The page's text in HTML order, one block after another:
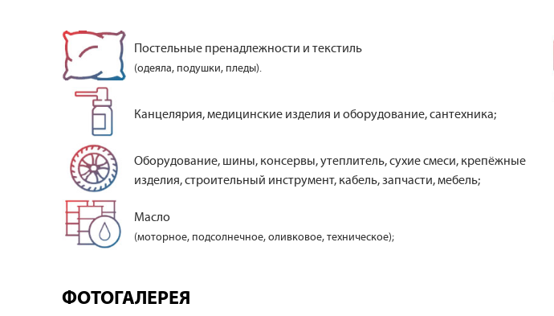
Постельные пренадлежности и текстиль
(одеяла, подушки, пледы).
Канцелярия, медицинские изделия и оборудование, сантехника;
Оборудование, шины, консервы, утеплитель, сухие смеси, крепёжные
изделия, строительный инструмент, кабель, запчасти, мебель;
Масло
(моторное, подсолнечное, оливковое, техническое);
ФОТОГАЛЕРЕЯ